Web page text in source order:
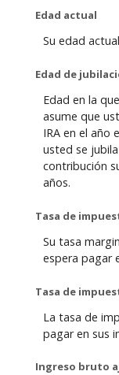
Edad actual
Su edad actual
Edad de
Edad en la
asume que
IRA en el año
usted se
contribución
años.
Tasa de
Su tasa
espera pagar
Tasa de
La tasa de
pagar en sus
Ingreso bruto